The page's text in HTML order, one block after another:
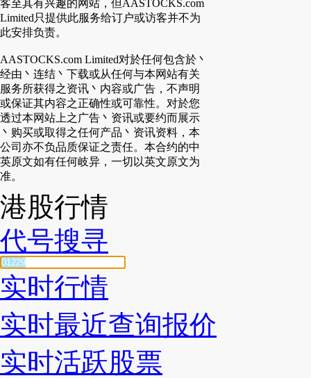
客至其有兴趣的网站，但AASTOCKS.com
Limited只提供此服务给订户或访客并不为
此安排负责。
AASTOCKS.com Limited对於任何包含於丶
经由丶连结丶下载或从任何与本网站有关
服务所获得之资讯丶内容或广告，不声明
或保证其内容之正确性或可靠性。对於您
透过本网站上之广告丶资讯或要约而展示
丶购买或取得之任何产品丶资讯资料，本
公司亦不负品质保证之责任。本合约的中
英原文如有任何岐异，一切以英文原文为
准。
港股行情
代号搜寻
实时行情
实时最近查询报价
实时活跃股票